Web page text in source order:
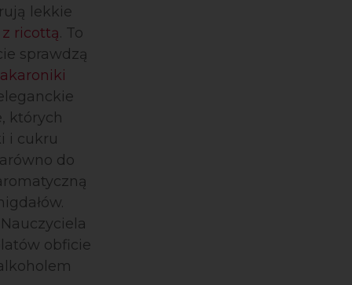
lekkie
ricottą. To
sprawdzą
których
i cukru
do
obficie